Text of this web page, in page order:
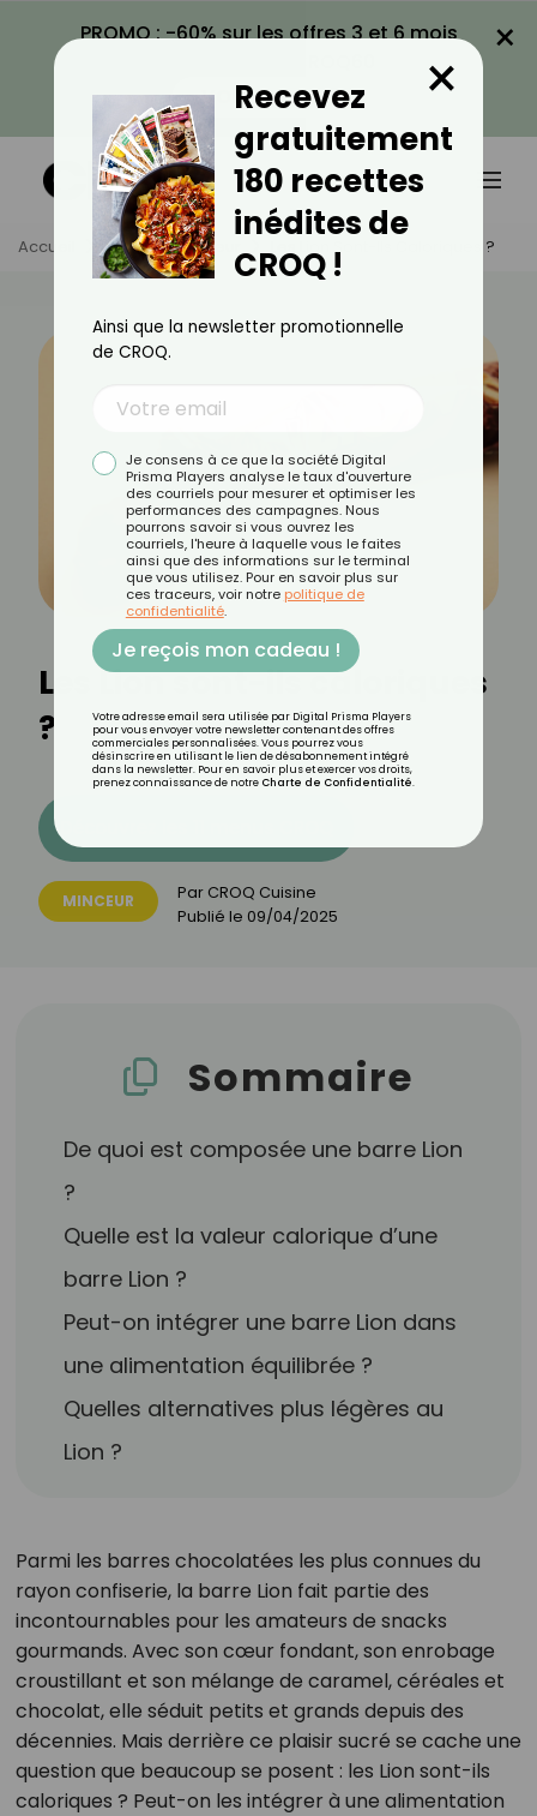
PROMO : -60% sur les offres 3 et 6 mois
VOIR LA PROMO
×
Accueil Actus Minceur Les Lion Sont-Ils Caloriques ?
Les Lion sont-ils caloriques
?
MINCEUR Par CROQ Cuisine
Publié le 09/04/2025
Sommaire
De quoi est composée une barre Lion
?
Quelle est la valeur calorique d’une
barre Lion ?
Peut-on intégrer une barre Lion dans
une alimentation équilibrée ?
Quelles alternatives plus légères au
Lion ?
Parmi les barres chocolatées les plus connues du
rayon confiserie, la barre Lion fait partie des
incontournables pour les amateurs de snacks
gourmands. Avec son cœur fondant, son enrobage
croustillant et son mélange de caramel, céréales et
chocolat, elle séduit petits et grands depuis des
décennies. Mais derrière ce plaisir sucré se cache une
question que beaucoup se posent : les Lion sont-ils
caloriques ? Peut-on les intégrer à une alimentation
Recevez
gratuitement
180 recettes
inédites de
CROQ !
×
Ainsi que la newsletter promotionnelle
de CROQ.
Je consens à ce que la société Digital
Prisma Players analyse le taux d'ouverture
des courriels pour mesurer et optimiser les
performances des campagnes. Nous
pourrons savoir si vous ouvrez les
courriels, l'heure à laquelle vous le faites
ainsi que des informations sur le terminal
que vous utilisez. Pour en savoir plus sur
ces traceurs, voir notre politique de
confidentialité.
Je reçois mon cadeau !
Votre adresse email sera utilisée par Digital Prisma Players
pour vous envoyer votre newsletter contenant des offres
commerciales personnalisées. Vous pourrez vous
désinscrire en utilisant le lien de désabonnement intégré
dans la newsletter. Pour en savoir plus et exercer vos droits,
prenez connaissance de notre Charte de Confidentialité.